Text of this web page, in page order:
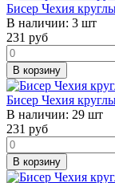
Бисер Чехия
В наличии: 3 шт
231 руб
В корзину
Бисер Чехия
В наличии: 29 шт
231 руб
В корзину